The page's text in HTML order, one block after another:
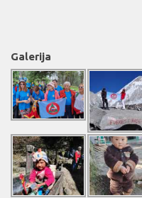
Galerija